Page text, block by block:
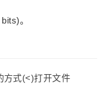
。
方式(<)打开文件